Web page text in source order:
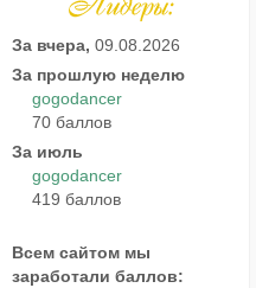
За вчера, 09.08.2026
За прошлую неделю
gogodancer
70 баллов
За июль
gogodancer
419 баллов
Всем сайтом мы
заработали баллов: